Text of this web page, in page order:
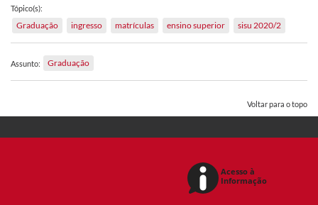
Tópico(s):
Graduação ingresso matrículas ensino superior sisu 2020/2
Assunto: Graduação
Voltar para o topo